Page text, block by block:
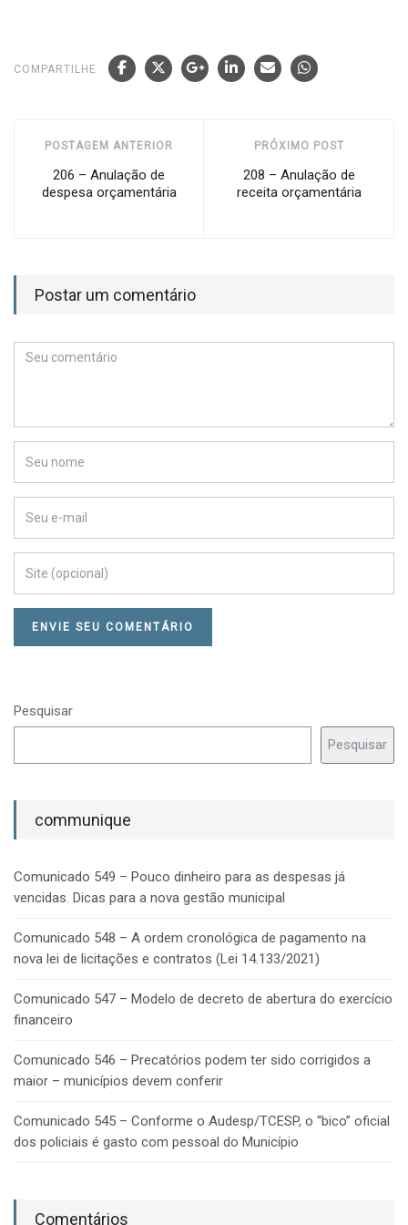
COMPARTILHE
POSTAGEM ANTERIOR
206 – Anulação de
despesa orçamentária
PRÓXIMO POST
208 – Anulação de
receita orçamentária
Postar um comentário
Pesquisar
Pesquisar
communique
Comunicado 549 – Pouco dinheiro para as despesas já
vencidas. Dicas para a nova gestão municipal
Comunicado 548 – A ordem cronológica de pagamento na
nova lei de licitações e contratos (Lei 14.133/2021)
Comunicado 547 – Modelo de decreto de abertura do exercício
financeiro
Comunicado 546 – Precatórios podem ter sido corrigidos a
maior – municípios devem conferir
Comunicado 545 – Conforme o Audesp/TCESP, o “bico” oficial
dos policiais é gasto com pessoal do Município
Comentários